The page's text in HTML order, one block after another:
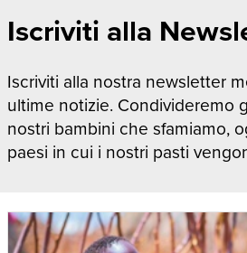
Iscriviti alla
Iscriviti alla nostra newsletter
ultime notizie. Condivideremo
nostri bambini che sfamiamo,
paesi in cui i nostri pasti